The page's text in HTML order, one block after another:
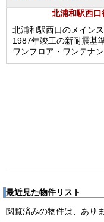
北浦和駅西口
北浦和駅西口のメイン
1987年竣工の新耐震基
ワンフロア・ワンテナ
最近見た物件リスト
閲覧済みの物件は、あり